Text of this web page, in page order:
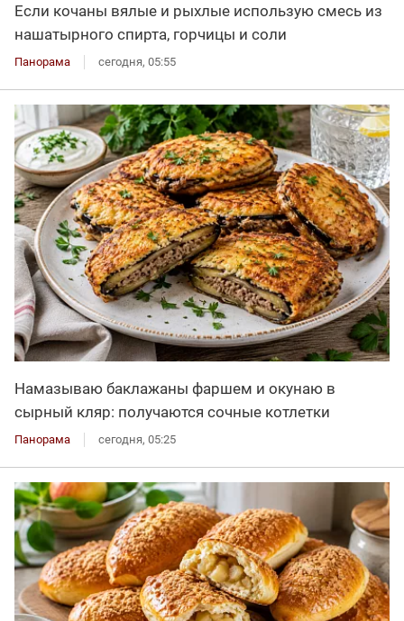
Если кочаны вялые и рыхлые использую смесь из
нашатырного спирта, горчицы и соли
Панорама сегодня, 05:55
Намазываю баклажаны фаршем и окунаю в
сырный кляр: получаются сочные котлетки
Панорама сегодня, 05:25